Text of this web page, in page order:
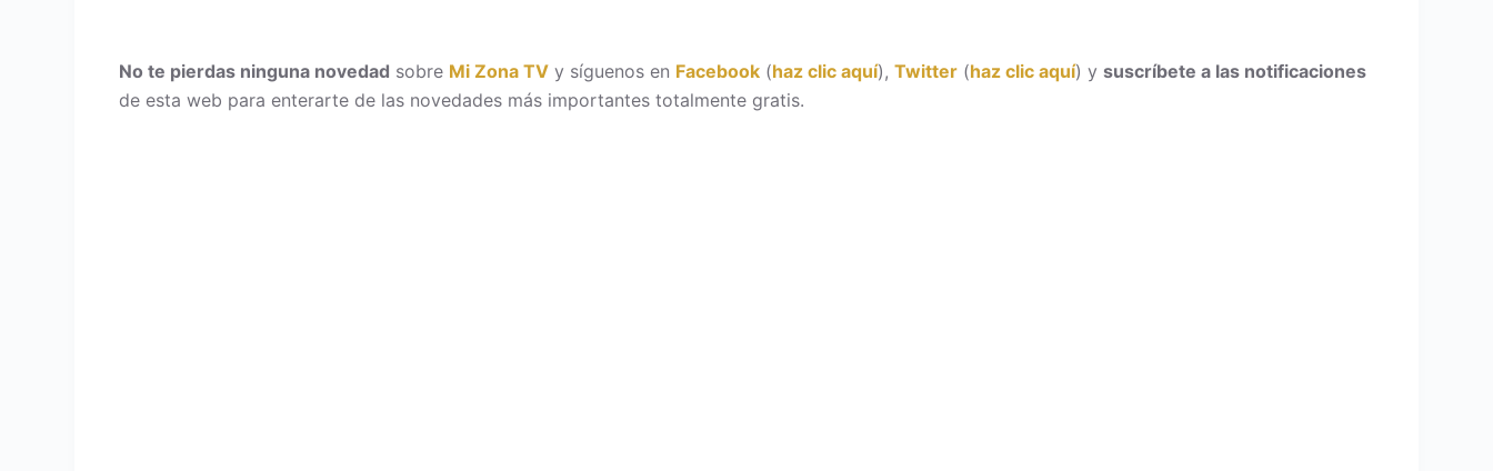
No te pierdas ninguna novedad sobre Mi Zona TV y síguenos en Facebook (haz clic aquí),Twitter (haz clic aquí) ysuscríbete a las notificaciones
de esta web para enterarte de las novedades más importantes totalmente gratis.